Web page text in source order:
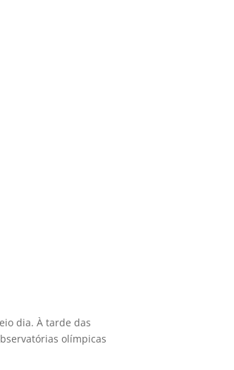
dia. À tarde das
olímpicas